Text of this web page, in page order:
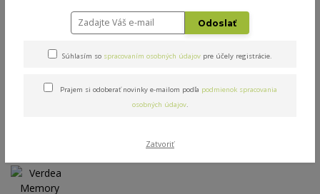
Verdea Memory
Verdea Memory
Novinka Akcia
Odoslať
Súhlasím so spracovaním osobných údajov pre účely registrácie.
Prajem si odoberať novinky e-mailom podľa podmienok spracovania
osobných údajov.
Zatvoriť